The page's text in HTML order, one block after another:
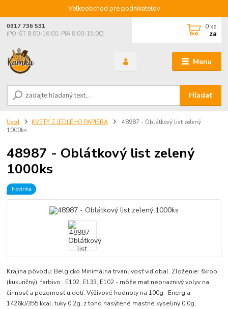
Veľkoobchod pre podnikateľov
Menu
Hľadať
0917 736 531
(PO-ŠT 8:00-16:00, PIA 8:00-15:00)
0 ks
za
Úvod KVETY Z JEDLÉHO PAPIERA
48987 - Oblátkový list zelený
1000ks
48987 - Oblátkový list zelený
1000ks
Novinka
Krajina pôvodu: Belgicko Minimálna trvanlivosť viď obal. Zloženie: škrob
(kukuričný), farbivo : E102, E133, E102 - môže mať nepriaznivý vplyv na
činnosť a pozornosť u detí. Výživové hodnoty na 100g: Energia
1426kJ/355 kcal, tuky 0,2g, z toho nasýtené mastné kyseliny 0,0g,